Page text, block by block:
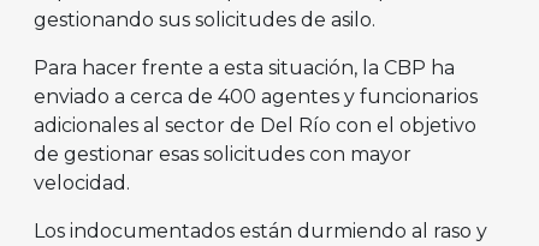
gestionando sus solicitudes de asilo.
Para hacer frente a esta situación, la CBP ha
enviado a cerca de 400 agentes y funcionarios
adicionales al sector de Del Río con el objetivo
de gestionar esas solicitudes con mayor
velocidad.
Los indocumentados están durmiendo al raso y